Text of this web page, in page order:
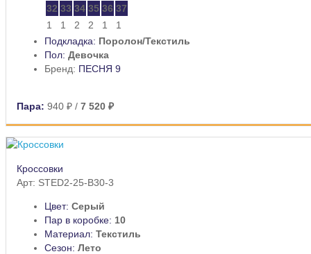
32 33 34 35 36 37
1
1 2 2 1
1
Подкладка: Поролон/Текстиль
Пол: Девочка
Бренд: ПЕСНЯ 9
Пара: 940 ₽ / 7 520 ₽
Кроссовки
Арт: STED2-25-B30-3
Цвет: Серый
Пар в коробке: 10
Материал: Текстиль
Сезон: Лето